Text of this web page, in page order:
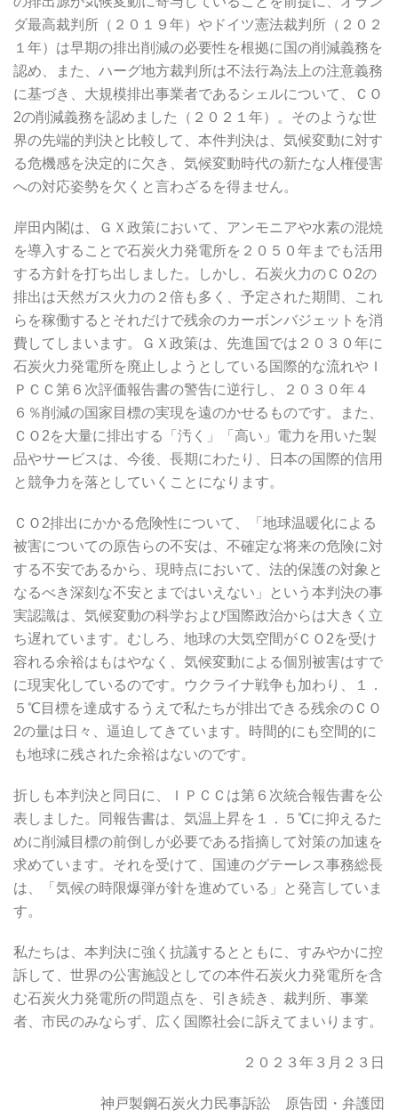
ダ最高裁判所（２０１９年）やドイツ憲法裁判所（２０２
１年）は早期の排出削減の必要性を根拠に国の削減義務を
認め、また、ハーグ地方裁判所は不法行為法上の注意義務
に基づき、大規模排出事業者であるシェルについて、ＣＯ
2の削減義務を認めました（２０２１年）。そのような世
界の先端的判決と比較して、本件判決は、気候変動に対す
る危機感を決定的に欠き、気候変動時代の新たな人権侵害
への対応姿勢を欠くと言わざるを得ません。
岸田内閣は、ＧＸ政策において、アンモニアや水素の混焼
を導入することで石炭火力発電所を２０５０年までも活用
する方針を打ち出しました。しかし、石炭火力のＣＯ2の
排出は天然ガス火力の２倍も多く、予定された期間、これ
らを稼働するとそれだけで残余のカーボンバジェットを消
費してしまいます。ＧＸ政策は、先進国では２０３０年に
石炭火力発電所を廃止しようとしている国際的な流れやＩ
ＰＣＣ第６次評価報告書の警告に逆行し、２０３０年４
６％削減の国家目標の実現を遠のかせるものです。また、
ＣＯ2を大量に排出する「汚く」「高い」電力を用いた製
品やサービスは、今後、長期にわたり、日本の国際的信用
と競争力を落としていくことになります。
ＣＯ2排出にかかる危険性について、「地球温暖化による
被害についての原告らの不安は、不確定な将来の危険に対
する不安であるから、現時点において、法的保護の対象と
なるべき深刻な不安とまではいえない」という本判決の事
実認識は、気候変動の科学および国際政治からは大きく立
ち遅れています。むしろ、地球の大気空間がＣＯ2を受け
容れる余裕はもはやなく、気候変動による個別被害はすで
に現実化しているのです。ウクライナ戦争も加わり、１．
５℃目標を達成するうえで私たちが排出できる残余のＣＯ
2の量は日々、逼迫してきています。時間的にも空間的に
も地球に残された余裕はないのです。
折しも本判決と同日に、ＩＰＣＣは第６次統合報告書を公
表しました。同報告書は、気温上昇を１．５℃に抑えるた
めに削減目標の前倒しが必要である指摘して対策の加速を
求めています。それを受けて、国連のグテーレス事務総長
は、「気候の時限爆弾が針を進めている」と発言していま
す。
私たちは、本判決に強く抗議するとともに、すみやかに控
訴して、世界の公害施設としての本件石炭火力発電所を含
む石炭火力発電所の問題点を、引き続き、裁判所、事業
者、市民のみならず、広く国際社会に訴えてまいります。
２０２３年３月２３日
神戸製鋼石炭火力民事訴訟 原告団・弁護団